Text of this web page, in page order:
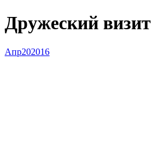
Дружеский
Апр202016